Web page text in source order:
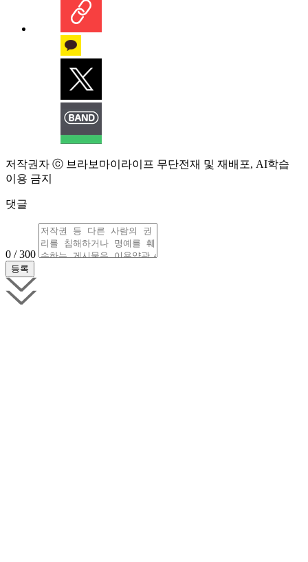
저작권자 ⓒ 브라보마이라이프 무단전재 및 재배포, AI학습
이용 금지
댓글
0 / 300